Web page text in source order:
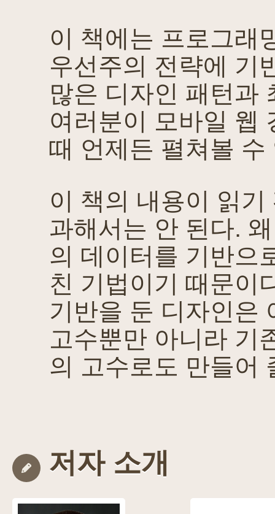
이 책에는 프로그래
우선주의 전략에 기
많은 디자인 패턴과
여러분이 모바일 웹
때 언제든 펼쳐볼 수
이 책의 내용이 읽
과해서는 안 된다.
의 데이터를 기반으
친 기법이기 때문이
기반을 둔 디자인은
고수뿐만 아니라 기
의 고수로도 만들어
저자 소개